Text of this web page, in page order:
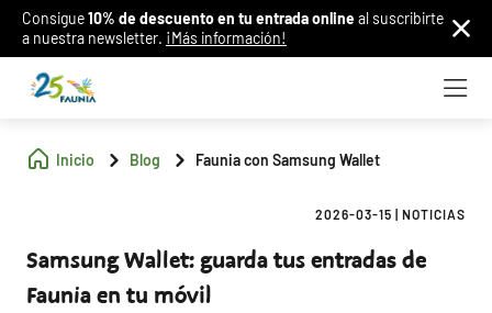
Consigue10% de descuento en tu entrada onlineal suscribirte
a nuestra newsletter. ¡Más información!
Inicio Blog Faunia con Samsung Wallet
2026-03-15 NOTICIAS
Samsung Wallet: guarda tus entradas de
Faunia en tu móvil